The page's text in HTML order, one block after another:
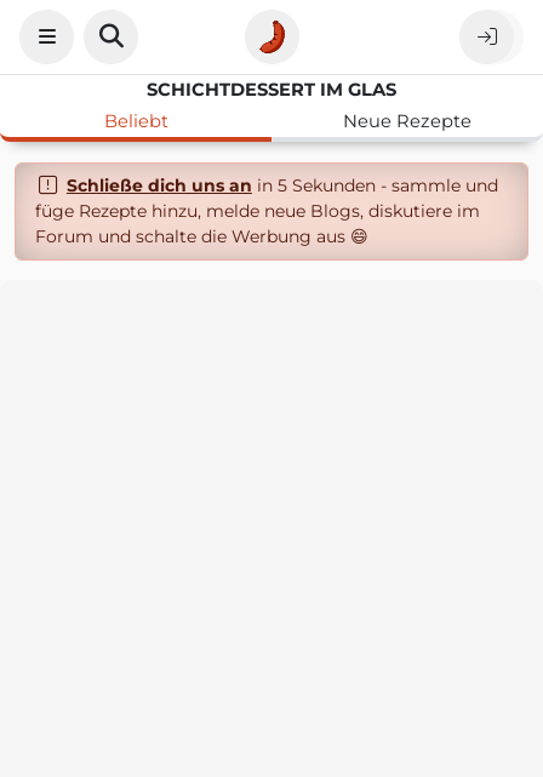
SCHICHTDESSERT IM GLAS
Beliebt
Neue Rezepte
Schließe dich uns an in 5 Sekunden - sammle und
füge Rezepte hinzu, melde neue Blogs, diskutiere im
Forum und schalte die Werbung aus 😄